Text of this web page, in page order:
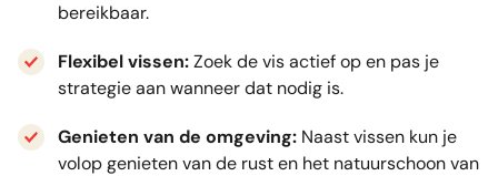
bereikbaar.
Flexibel vissen:Zoek de vis actief op en pas je
strategie aan wanneer dat nodig is.
Genieten van de omgeving: Naast vissen kun je
volop genieten van de rust en het natuurschoon van